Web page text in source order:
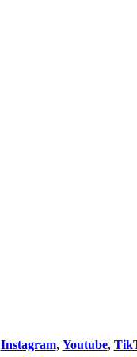
Instagram, Youtube,